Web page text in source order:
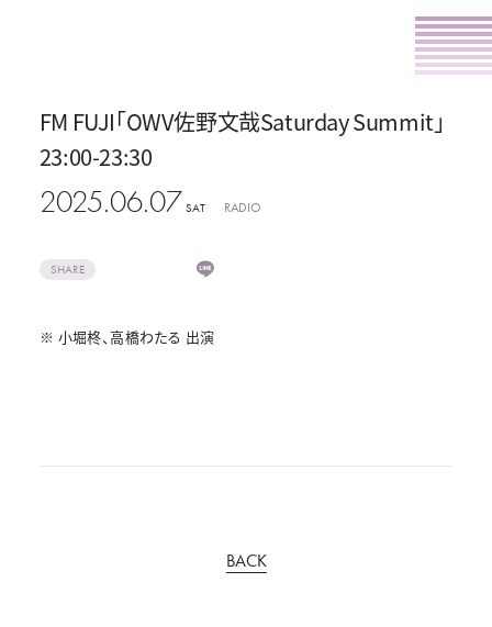
FM FUJI「OWV佐野文哉Saturday Summit」
23:00-23:30
2025.06.07 SAT RADIO
SHARE
※ 小堀柊、高橋わたる 出演
BACK